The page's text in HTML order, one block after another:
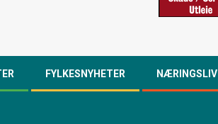
FYLKESNYHETER NÆRINGSLIV